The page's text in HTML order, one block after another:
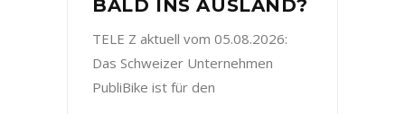
BALD INS AUSLAND?
TELE Z aktuell vom 05.08.2026:
Das Schweizer Unternehmen
PubliBike ist für den